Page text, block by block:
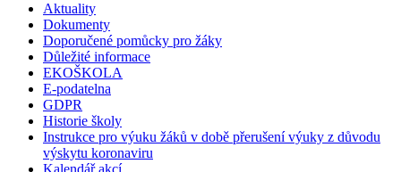
Aktuality
Dokumenty
Doporučené pomůcky pro žáky
Důležité informace
EKOŠKOLA
E-podatelna
GDPR
Historie školy
Instrukce pro výuku žáků v době přerušení výuky z důvodu
výskytu koronaviru